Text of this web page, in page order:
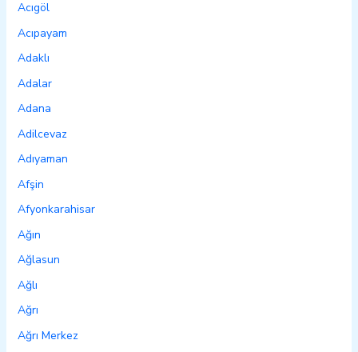
Acıgöl
Acıpayam
Adaklı
Adalar
Adana
Adilcevaz
Adıyaman
Afşin
Afyonkarahisar
Ağın
Ağlasun
Ağlı
Ağrı
Ağrı Merkez